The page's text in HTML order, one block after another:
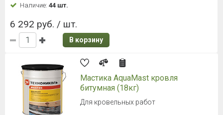
Наличие: 44 шт.
6 292 руб. / шт.
В корзину
Мастика AquaMast кровля
битумная (18кг)
Для кровельных работ